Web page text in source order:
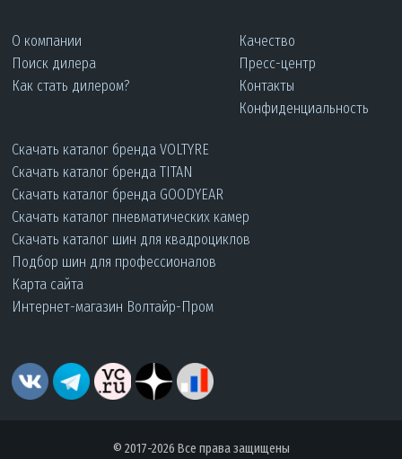
О компании
Поиск дилера
Как стать дилером?
Качество
Пресс-центр
Контакты
Конфиденциальность
Скачать каталог бренда VOLTYRE
Скачать каталог бренда TITAN
Скачать каталог бренда GOODYEAR
Скачать каталог пневматических камер
Скачать каталог шин для квадроциклов
Подбор шин для профессионалов
Карта сайта
Интернет-магазин Волтайр-Пром
© 2017-2026 Все права защищены